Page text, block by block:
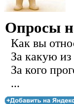
Опросы
Как вы
За какую
За кого
...